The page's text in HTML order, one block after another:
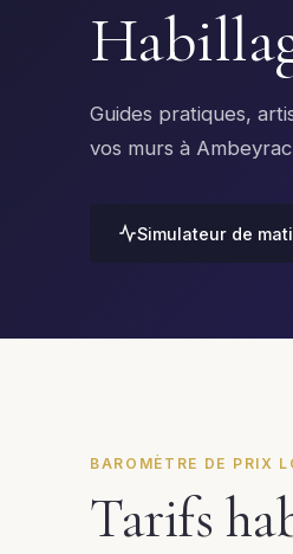
Guides pratiques,
vos murs à
Simulateur de
BAROMÈTRE DE PRIX
Tarifs